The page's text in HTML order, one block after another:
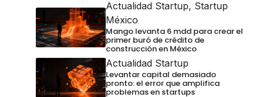
Actualidad Startup, Startup
México
Mango levanta 6 mdd para crear el
primer buró de crédito de
construcción en México
Actualidad Startup
Levantar capital demasiado
pronto: el error que amplifica
problemas en startups